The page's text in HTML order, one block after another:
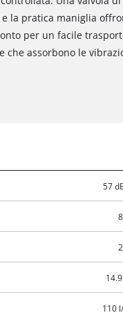
la pratica maniglia
per un facile
che assorbono le
57
110